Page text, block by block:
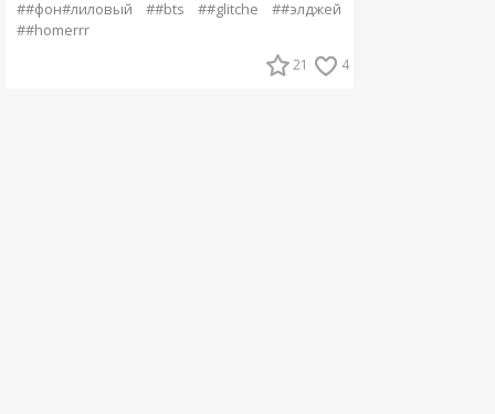
##фон#лиловый
##bts ##glitche
##элджей
##homerrr
21 4